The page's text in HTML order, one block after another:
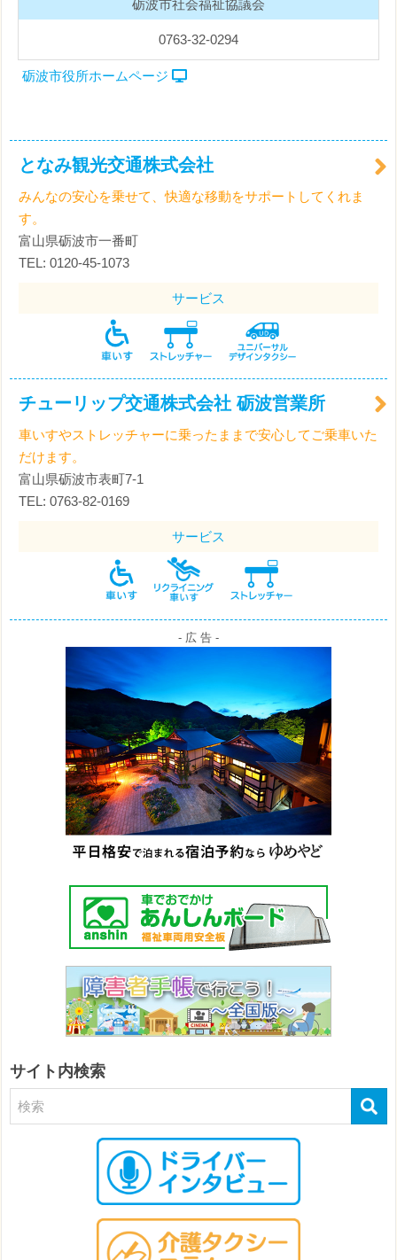
砺波市社会福祉協議会
0763-32-0294
砺波市役所ホームページ
となみ観光交通株式会社
みんなの安心を乗せて、快適な移動をサポートしてくれま
す。
富山県砺波市一番町
TEL: 0120-45-1073
サービス
チューリップ交通株式会社 砺波営業所
車いすやストレッチャーに乗ったままで安心してご乗車いた
だけます。
富山県砺波市表町7-1
TEL: 0763-82-0169
サービス
- 広 告 -
サイト内検索